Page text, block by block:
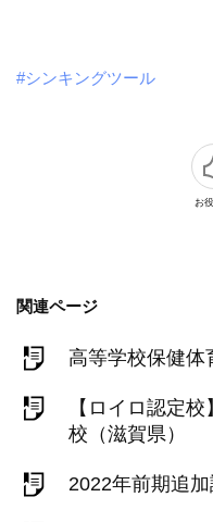
#シンキングツール
お
関連ページ
高等学校保健体
【ロイロ認定
校（滋賀県）
2022年前期追